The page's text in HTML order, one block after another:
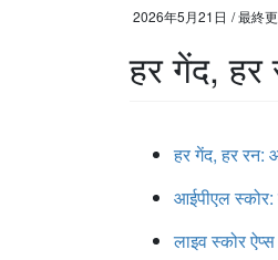
2026年5月21日 / 最終
हर गेंद,
हर गेंद, हर
आईपीएल
लाइव स्कोर